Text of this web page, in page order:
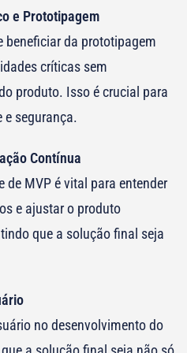
e Prototipagem
beneficiar da prototipagem
críticas sem
produto. Isso é crucial para
e segurança.
Contínua
de MVP é vital para entender
e ajustar o produto
que a solução final seja
no desenvolvimento do